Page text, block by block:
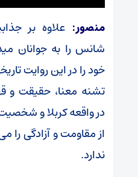
منصور: علاوه بر
شانس را به جوانان
خود را در این روایت
تشنه معنا، حقیقت و
در واقعه کربلا و
از مقاومت و آزادگی را
ندارد.